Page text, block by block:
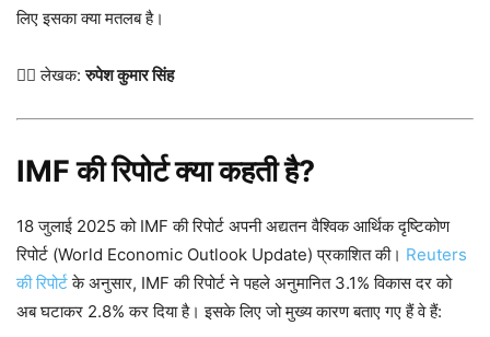
लिए इसका क्या मतलब है।
✍🏻 लेखक:रुपेश कुमार सिंह
IMF की रिपोर्ट क्या कहती है?
18 जुलाई 2025 को IMF की रिपोर्ट अपनी अद्यतन वैश्विक आर्थिक दृष्टिकोण
रिपोर्ट (World Economic Outlook Update) प्रकाशित की। Reuters
की रिपोर्टके अनुसार, IMF की रिपोर्ट ने पहले अनुमानित 3.1% विकास दर को
अब घटाकर 2.8% कर दिया है। इसके लिए जो मुख्य कारण बताए गए हैं वे हैं: